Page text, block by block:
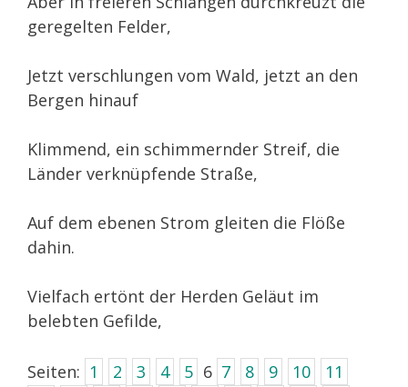
geregelten Felder,
Jetzt verschlungen vom Wald, jetzt an den
Bergen hinauf
Klimmend, ein schimmernder Streif, die
Länder verknüpfende Straße,
Auf dem ebenen Strom gleiten die Flöße
dahin.
Vielfach ertönt der Herden Geläut im
belebten Gefilde,
Seiten: 1 2 3 4 5 6 7 8 9 10
11